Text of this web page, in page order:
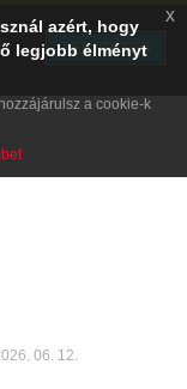
06. 12.
azért, hogy
legjobb élményt
a cookie-k
x
TELEPÍTÉS